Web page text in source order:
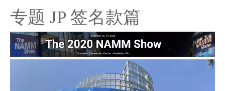
专题 JP 签名款篇